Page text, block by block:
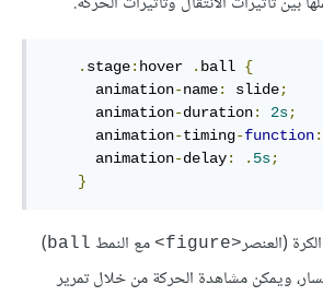
. stage: hover . ball {
animation-name: slide;
animation-duration: 2s;
animation-timing-function:
animation-delay: . 5s;
}
(العنصر<figure> مع النمط ball
)
ويمكن مشاهدة الحركة من خلال تمرير